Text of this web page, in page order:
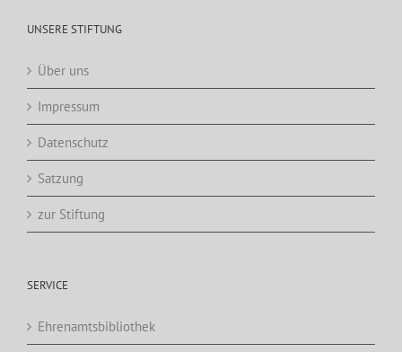
UNSERE STIFTUNG
Über uns
Impressum
Datenschutz
Satzung
zur Stiftung
SERVICE
Ehrenamtsbibliothek